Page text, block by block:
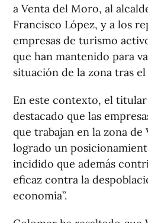
a Venta del Moro, al
Francisco López, y a los
empresas de turismo
que han mantenido para
situación de la zona tras
En este contexto, el
destacado que las
que trabajan en la zona
logrado un
incidido que además
eficaz contra la
economía”.